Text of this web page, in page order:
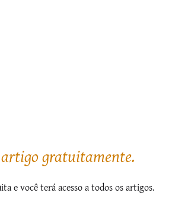
gratuitamente.
e você terá acesso a todos os artigos.